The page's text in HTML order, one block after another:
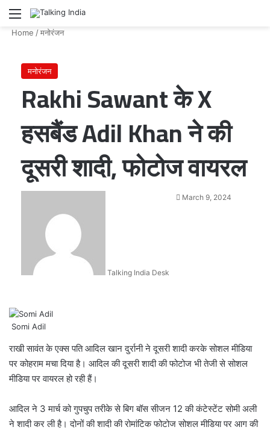
Menu
Home /मनोरंजन
मनोरंजन
Rakhi Sawant के X
हसबैंड Adil Khan ने की
दूसरी शादी, फोटोज वायरल
Talking India Desk
SendMarch 9, 2024
Somi Adil
राखी सावंत के एक्स पति आदिल खान दुर्रानी ने दूसरी शादी करके सोशल मीडिया
पर कोहराम मचा दिया है। आदिल की दूसरी शादी की फोटोज भी तेजी से सोशल
मीडिया पर वायरल हो रही हैं।
आदिल ने 3 मार्च को गुपचुप तरीके से बिग बॉस सीजन 12 की कंटेस्टेंट सोमी अली
ने शादी कर ली है। दोनों की शादी की रोमांटिक फोटोज सोशल मीडिया पर आग की